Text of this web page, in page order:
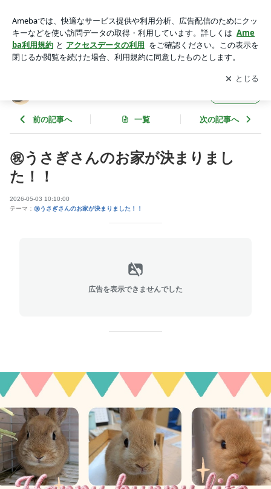
村のブログアプリをダウンロードして ブログの更新通知
を受け取りまし
ょう。
開く
前の記事へ 一覧 次の記事へ
㊗️うさぎさんのお家が決まりまし
た！！
2026-05-03 10:10:00
テーマ： ㊗️うさぎさんのお家が決まりました！！
広告を表示できませんでした